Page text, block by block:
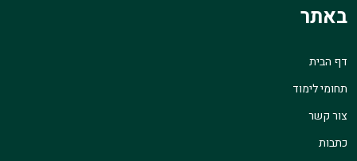
באתר
דף הבית
תחומי לימוד
צור קשר
כתבות